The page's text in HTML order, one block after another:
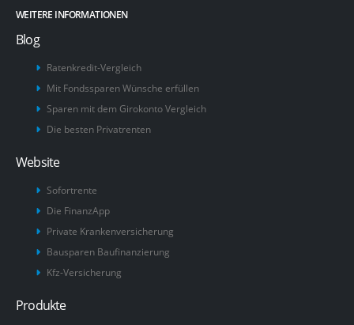
WEITERE INFORMATIONEN
Blog
Ratenkredit-Vergleich
Mit Fondssparen Wünsche erfüllen
Sparen mit dem Girokonto Vergleich
Die besten Privatrenten
Website
Sofortrente
Die FinanzApp
Private Krankenversicherung
Bausparen Baufinanzierung
Kfz-Versicherung
Produkte